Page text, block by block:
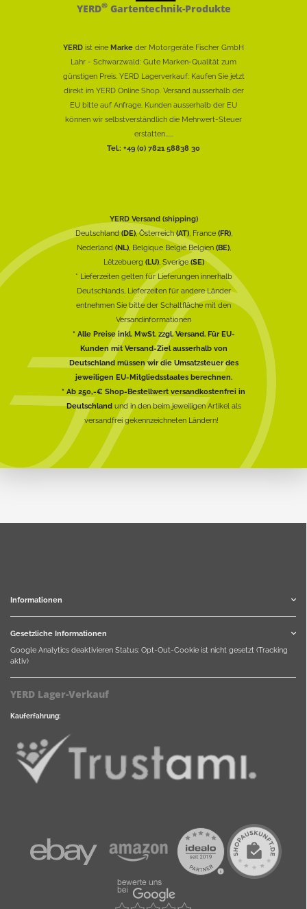
YERD®Gartentechnik-Produkte
YERD ist eine Marke der Motorgeräte Fischer GmbH
Lahr - Schwarzwald: Gute Marken-Qualität zum
günstigen Preis. YERD Lagerverkauf: Kaufen Sie jetzt
direkt im YERD Online Shop. Versand ausserhalb der
EU bitte auf Anfrage. Kunden ausserhalb der EU
können wir selbstverständlich die Mehrwert-Steuer
erstatten......
Tel.: +49 (0) 7821 58838 30
YERD Versand (shipping)
Deutschland(DE), Österreich(AT), France (FR),
Nederland (NL), Belgique België Belgien (BE),
Lëtzebuerg (LU), Sverige(SE)
* Lieferzeiten gelten für Lieferungen innerhalb
Deutschlands, Lieferzeiten für andere Länder
entnehmen Sie bitte der Schaltfläche mit den
Versandinformationen
* Alle Preise inkl. MwSt. zzgl. Versand. Für EU-
Kunden mit Versand-Ziel ausserhalb von
Deutschland müssen wir die Umsatzsteuer des
jeweiligen EU-Mitgliedsstaates berechnen.
* Ab 250,-€ Shop-Bestellwert versandkostenfrei in
Deutschlandund in den beim jeweiligen Artikel als
versandfrei gekennzeichneten Ländern!
Informationen
Gesetzliche Informationen
Google Analytics deaktivieren Status: Opt-Out-Cookie ist nicht gesetzt (Tracking
aktiv)
YERD Lager-Verkauf
Kauferfahrung: